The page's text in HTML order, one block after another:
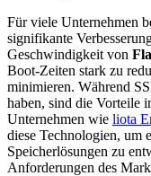
Für viele Unternehmen
signifikante
Geschwindigkeit von
Boot-Zeiten stark zu
minimieren. Während
haben, sind die Vorteile
Unternehmen wie liota
diese Technologien, um
Speicherlösungen zu
Anforderungen des